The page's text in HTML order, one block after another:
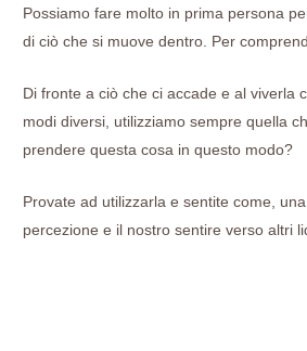
Possiamo fare molto in prima persona
di ciò che si muove dentro. Per
Di fronte a ciò che ci accade e al viverla
modi diversi, utilizziamo sempre quella
prendere questa cosa in questo modo?
Provate ad utilizzarla e sentite come,
percezione e il nostro sentire verso altri